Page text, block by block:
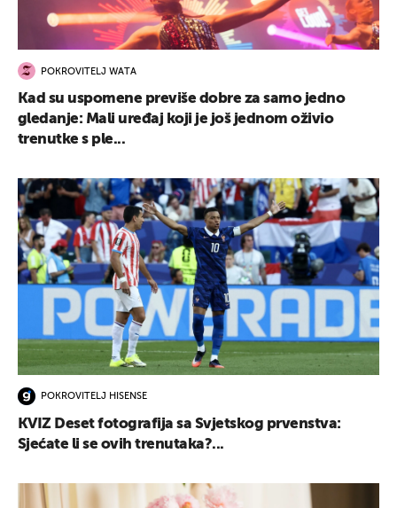
POKROVITELJ WATA
Kad su uspomene previše dobre za samo jedno
gledanje: Mali uređaj koji je još jednom oživio
trenutke s ple...
POKROVITELJ HISENSE
KVIZ Deset fotografija sa Svjetskog prvenstva:
Sjećate li se ovih trenutaka?...